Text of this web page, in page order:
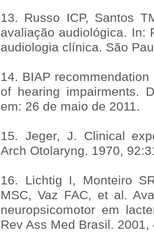
13. Russo ICP, Santos
avaliação audiológica. In:
audiologia clínica. São
14. BIAP
of hearing impairments.
em: 26 de maio de 2011.
15. Jeger, J. Clinical
Arch Otolaryng. 1970,
16. Lichtig I, Monteiro
MSC, Vaz FAC, et al.
neuropsicomotor em
Rev Ass Med Brasil. 2001,